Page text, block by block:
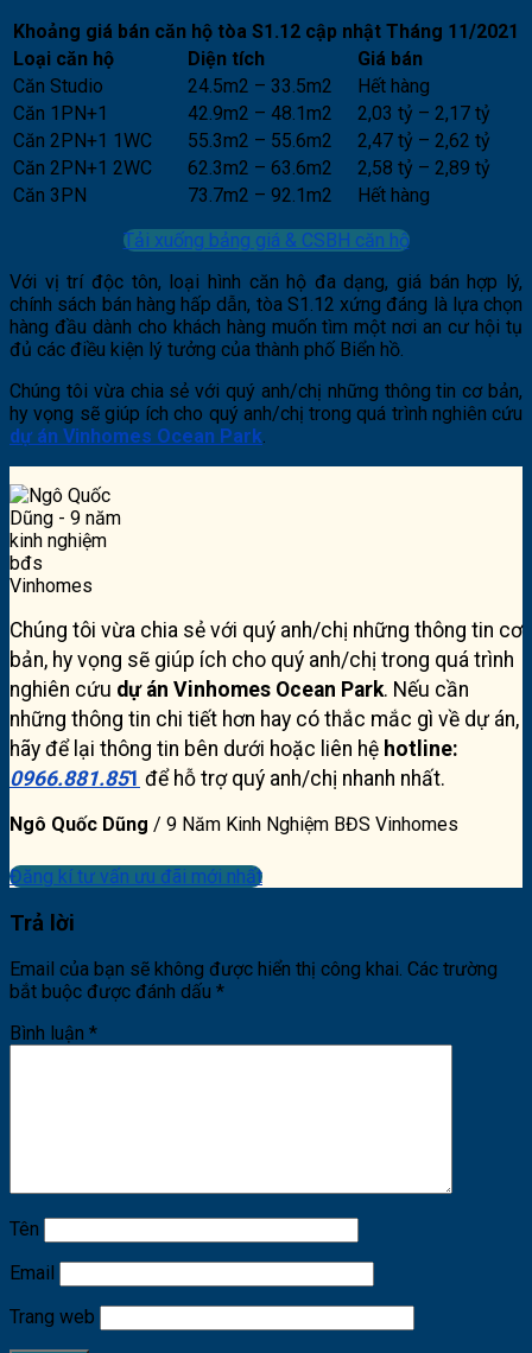
Khoảng giá bán căn hộ tòa S1.12 cập nhật Tháng 11/2021
Loại căn hộ
Diện tích
Giá bán
Căn Studio
24.5m2 – 33.5m2
Hết hàng
Căn 1PN+1
42.9m2 – 48.1m2
2,03 tỷ – 2,17 tỷ
Căn 2PN+1 1WC
55.3m2 – 55.6m2
2,47 tỷ – 2,62 tỷ
Căn 2PN+1 2WC
62.3m2 – 63.6m2
2,58 tỷ – 2,89 tỷ
Căn 3PN
73.7m2 – 92.1m2
Hết hàng
Tải xuống bảng giá & CSBH căn hộ
Với vị trí độc tôn, loại hình căn hộ đa dạng, giá bán hợp lý,
chính sách bán hàng hấp dẫn, tòa S1.12 xứng đáng là lựa chọn
hàng đầu dành cho khách hàng muốn tìm một nơi an cư hội tụ
đủ các điều kiện lý tưởng của thành phố Biển hồ.
Chúng tôi vừa chia sẻ với quý anh/chị những thông tin cơ bản,
hy vọng sẽ giúp ích cho quý anh/chị trong quá trình nghiên cứu
dự án Vinhomes Ocean Park.
Chúng tôi vừa chia sẻ với quý anh/chị những thông tin cơ
bản, hy vọng sẽ giúp ích cho quý anh/chị trong quá trình
nghiên cứu dự án Vinhomes Ocean Park. Nếu cần
những thông tin chi tiết hơn hay có thắc mắc gì về dự án,
hãy để lại thông tin bên dưới hoặc liên hệ hotline:
0966.881.851 để hỗ trợ quý anh/chị nhanh nhất.
Ngô Quốc Dũng / 9 Năm Kinh Nghiệm BĐS Vinhomes
Đăng kí tư vấn ưu đãi mới nhất
Trả lời
Email của bạn sẽ không được hiển thị công khai. Các trường
bắt buộc được đánh dấu *
Bình luận *
Tên
Email
Trang web